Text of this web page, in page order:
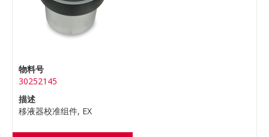
物料号
30252145
描述
移液器校准组件, EX